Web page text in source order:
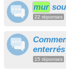
mur
22 réponses
15 réponses